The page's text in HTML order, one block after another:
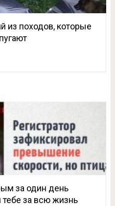
из походов, которые
за один день
за всю жизнь